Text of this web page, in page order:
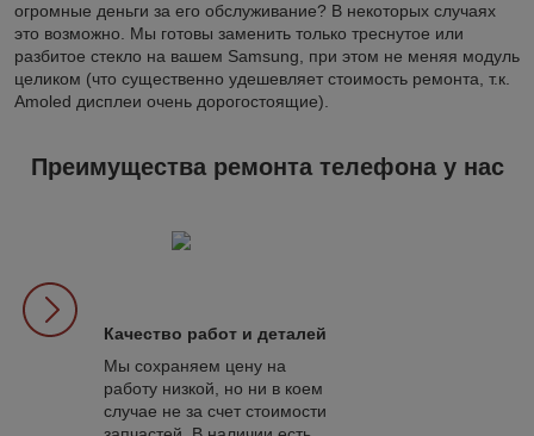
огромные деньги за его обслуживание? В некоторых случаях
это возможно. Мы готовы заменить только треснутое или
разбитое стекло на вашем Samsung, при этом не меняя модуль
целиком (что существенно удешевляет стоимость ремонта, т.к.
Amoled дисплеи очень дорогостоящие).
Преимущества ремонта телефона у нас
Качество работ и деталей
Мы сохраняем цену на
работу низкой, но ни в коем
случае не за счет стоимости